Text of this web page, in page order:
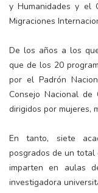
y Humanidades y el
Migraciones
De los años a los
que de los 20
por el Padrón
Consejo Nacional de
dirigidos por mujeres,
En tanto, siete
posgrados de un total
imparten en aulas
investigadora